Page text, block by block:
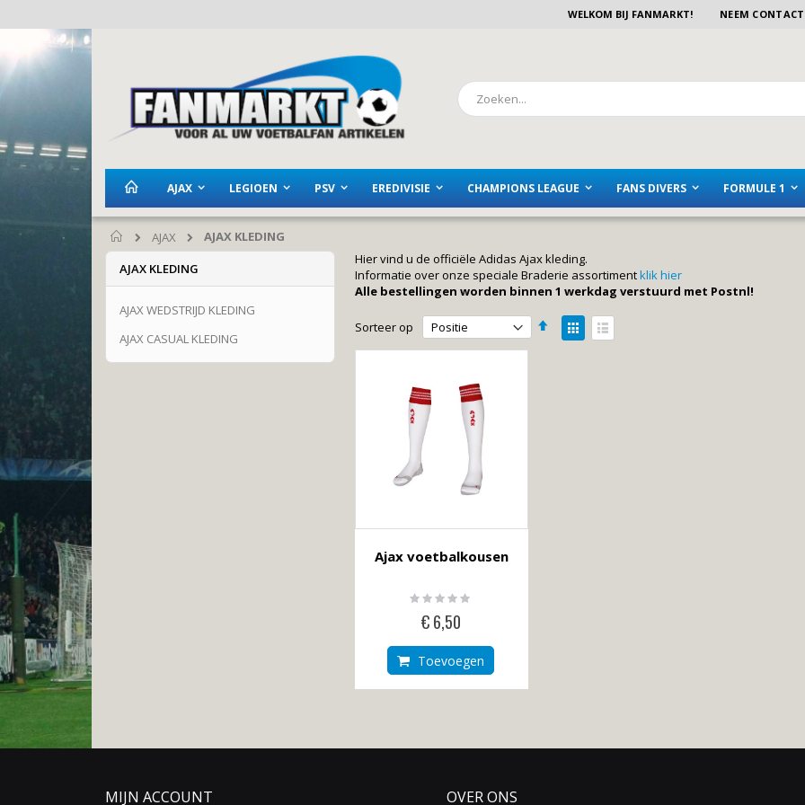
WELKOM BIJ FANMARKT! NEEM
Zoeken
AJAX LEGIOEN PSV EREDIVISIE CHAMPIONS LEAGUE FANS DIVERS FORMULE 1
Home
AJAX
AJAX KLEDING
Hier vind u de officiële Adidas Ajax kleding.
Informatie over onze speciale Braderie assortimentklik hier
Alle bestellingen worden binnen 1 werkdag verstuurd met Postnl!
Sorteer op
Van
hoog
Tonen
als
Ajax voetbalkousen
Rating:
0%
€ 6,50
Toevoegen
AJAX KLEDING
AJAX WEDSTRIJD KLEDING
AJAX CASUAL KLEDING
MIJN ACCOUNT OVER ONS